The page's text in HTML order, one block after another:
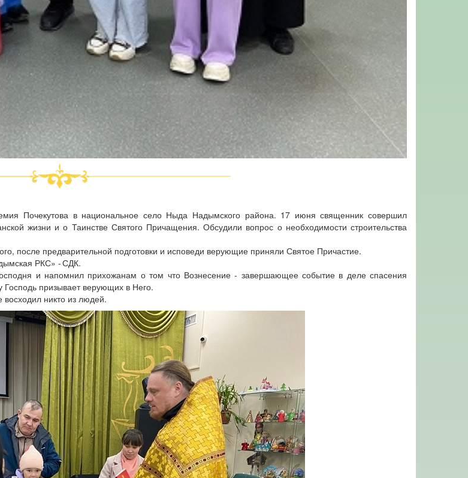
Почекутова в национальное село Ныда Надымского района. 17 июня священник совершил
жизни и о Таинстве Святого Причащения. Обсудили вопрос о необходимости строительства
после предварительной подготовки и исповеди верующие приняли Святое Причастие.
РКС» - СДК.
и напомнил прихожанам о том что Вознесение - завершающее событие в деле спасения
Господь призывает верующих в Него.
никто из людей.